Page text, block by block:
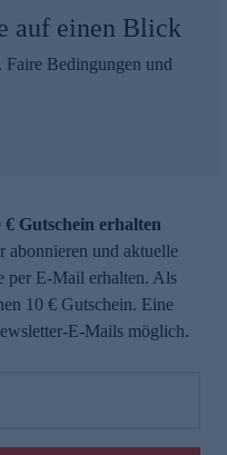
auf einen Blick
Faire Bedingungen und
Gutschein erhalten
abonnieren und aktuelle
per E-Mail erhalten. Als
10 € Gutschein. Eine
E-Mails möglich.